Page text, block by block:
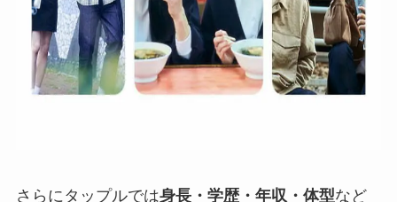
さらにタップルでは身長・学歴・年収・体型など